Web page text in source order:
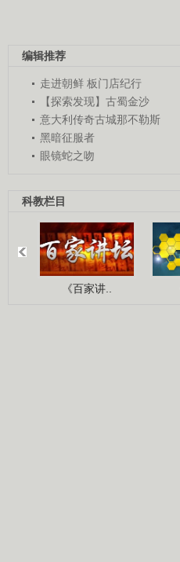
编辑推荐
走进朝鲜 板门店纪行
【探索发现】古蜀金沙
意大利传奇古城那不勒斯
黑暗征服者
眼镜蛇之吻
科教栏目
《百家讲..